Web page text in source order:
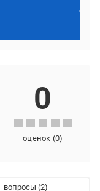
0
оценок (0)
вопросы